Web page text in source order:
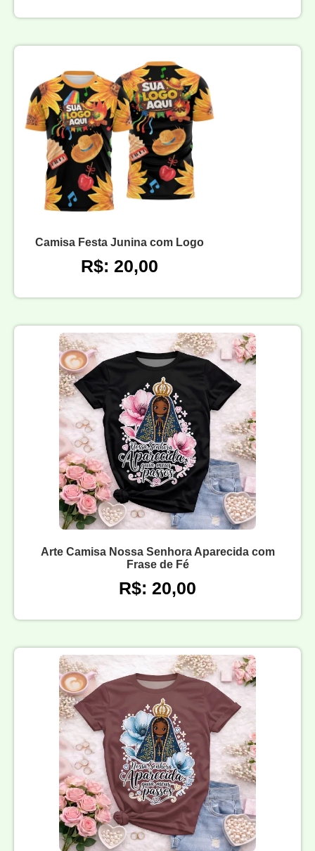
Camisa Festa Junina com Logo
R$: 20,00
Arte Camisa Nossa Senhora Aparecida com
Frase de Fé
R$: 20,00